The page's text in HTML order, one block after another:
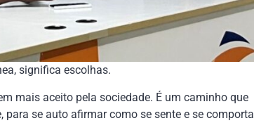
significa escolhas.
mais aceito pela sociedade. É um caminho que
se auto afirmar como se sente e se comporta